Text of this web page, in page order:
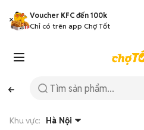
Voucher KFC đến 100k
Chỉ có trên app Chợ Tốt
Khu vực: Hà Nội